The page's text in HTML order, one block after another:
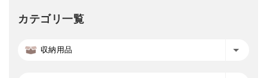
カテゴリ一覧
収納用品